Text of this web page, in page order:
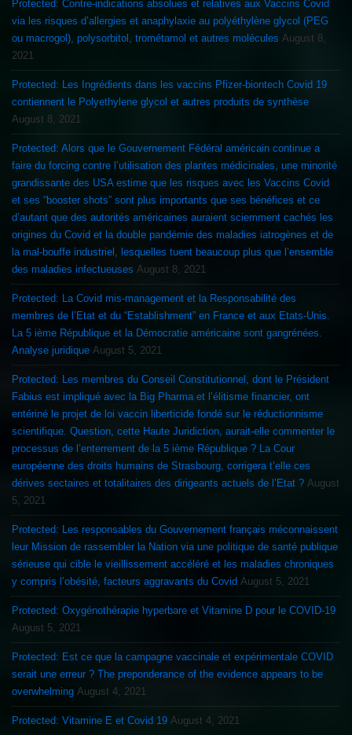
Protected: Contre-indications absolues et relatives aux Vaccins Covid
via les risques d’allergies et anaphylaxie au polyéthylène glycol (PEG
ou macrogol), polysorbitol, trométamol et autres molécules August 8,
2021
Protected: Les Ingrédients dans les vaccins Pfizer-biontech Covid 19
contiennent le Polyethylene glycol et autres produits de synthèse
August 8, 2021
Protected: Alors que le Gouvernement Fédéral américain continue a
faire du forcing contre l’utilisation des plantes médicinales, une minorité
grandissante des USA estime que les risques avec les Vaccins Covid
et ses “booster shots” sont plus importants que ses bénéfices et ce
d’autant que des autorités américaines auraient sciemment cachés les
origines du Covid et la double pandémie des maladies iatrogènes et de
la mal-bouffe industriel, lesquelles tuent beaucoup plus que l’ensemble
des maladies infectueuses August 8, 2021
Protected: La Covid mis-management et la Responsabilité des
membres de l’Etat et du “Establishment” en France et aux Etats-Unis.
La 5 ième République et la Démocratie américaine sont gangrénées.
Analyse juridique August 5, 2021
Protected: Les membres du Conseil Constitutionnel, dont le Président
Fabius est impliqué avec la Big Pharma et l’élitisme financier, ont
entériné le projet de loi vaccin liberticide fondé sur le réductionnisme
scientifique. Question, cette Haute Juridiction, aurait-elle commenter le
processus de l’enterrement de la 5 ième République ? La Cour
européenne des droits humains de Strasbourg, corrigera t’elle ces
dérives sectaires et totalitaires des dirigeants actuels de l’Etat ? August
5, 2021
Protected: Les responsables du Gouvernement français méconnaissent
leur Mission de rassembler la Nation via une politique de santé publique
sérieuse qui cible le vieillissement accéléré et les maladies chroniques
y compris l’obésité, facteurs aggravants du Covid August 5, 2021
Protected: Oxygénothérapie hyperbare et Vitamine D pour le COVID-19
August 5, 2021
Protected: Est ce que la campagne vaccinale et expérimentale COVID
serait une erreur ? The preponderance of the evidence appears to be
overwhelming August 4, 2021
Protected: Vitamine E et Covid 19 August 4, 2021